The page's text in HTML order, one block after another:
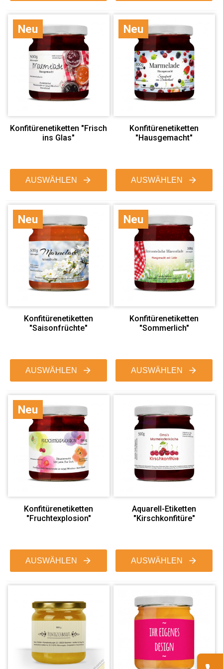
Neu
Konfitürenetiketten "Frisch
ins Glas"
AUSWÄHLEN
Neu
Konfitürenetiketten
"Hausgemacht"
AUSWÄHLEN
Neu
Konfitürenetiketten
"Saisonfrüchte"
AUSWÄHLEN
Neu
Konfitürenetiketten
"Sommerlich"
AUSWÄHLEN
Neu
Konfitürenetiketten
"Fruchtexplosion"
AUSWÄHLEN
Aquarell-Etiketten
"Kirschkonfitüre"
AUSWÄHLEN